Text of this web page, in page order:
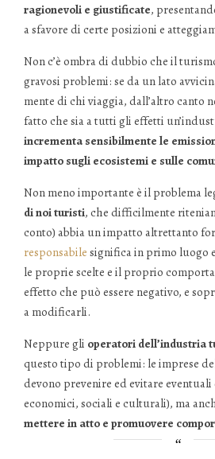
ragionevoli e giustificate,
a sfavore di certe posizioni e
Non c’è ombra di dubbio che il
gravosi problemi: se da un lato
mente di chi viaggia, dall’altro canto
fatto che sia a tutti gli effetti
incrementa sensibilmente le
impatto sugli ecosistemi e sulle
Non meno importante è il problema
di noi turisti, che difficilmente
conto) abbia un impatto altrettanto
responsabile significa in primo luogo
le proprie scelte e il proprio
effetto che può essere negativo, e
a modificarli.
Neppure gli operatori dell’industria
questo tipo di problemi: le imprese
devono prevenire ed evitare
economici, sociali e culturali), ma
mettere in atto e promuovere